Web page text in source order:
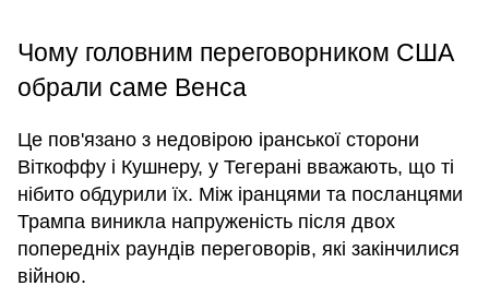
Чому головним переговорником США
обрали саме Венса
Це пов'язано з недовірою іранської сторони
Віткоффу і Кушнеру, у Тегерані вважають, що ті
нібито обдурили їх. Між іранцями та посланцями
Трампа виникла напруженість після двох
попередніх раундів переговорів, які закінчилися
війною.